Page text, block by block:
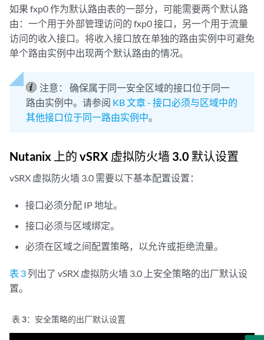
如果 fxp0 作为默认路由表的一部分，可能需要两个默认路
由：一个用于外部管理访问的 fxp0 接口，另一个用于流量
访问的收入接口。将收入接口放在单独的路由实例中可避免
单个路由实例中出现两个默认路由的情况。
注意：
确保属于同一安全区域的接口位于同一
路由实例中。请参阅 KB 文章 - 接口必须与区域中的
其他接口位于同一路由实例中。
Nutanix 上的 vSRX 虚拟防火墙 3.0 默认设置
vSRX 虚拟防火墙 3.0 需要以下基本配置设置：
接口必须分配 IP 地址。
接口必须与区域绑定。
必须在区域之间配置策略，以允许或拒绝流量。
表 3 列出了 vSRX 虚拟防火墙 3.0 上安全策略的出厂默认设
置。
表 3： 安全策略的出厂默认设置